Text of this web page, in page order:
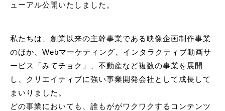
INTERACTIVE VIDEO
OUR VISION
COMPANY
NEWS
ューアル公開いたしました。
私たちは、創業以来の主幹事業である映像企画制作事業
のほか、Webマーケティング、インタラクティブ動画サ
ービス「みてチョク」、不動産など複数の事業を展開
し、クリエイティブに強い事業開発会社として成長して
まいりました。
どの事業においても、誰もががワクワクするコンテンツ